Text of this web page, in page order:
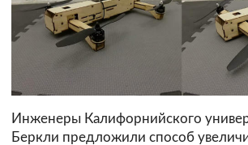
Инженеры Калифорнийского
Беркли предложили способ